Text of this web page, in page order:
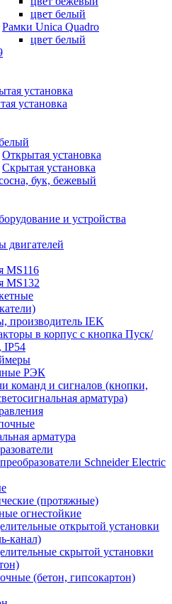
цвет белый
Рамки Unica Quadro
цвет белый
установка
установка
Открытая установка
Скрытая установка
бук, бежевый
и устройства
двигателей
MS116
MS132
производитель IEK
в корпус с кнопка Пуск/
IP54
РЭК
команд и сигналов (кнопки,
арматура)
арматура
Schneider Electric
(протяжные)
огнестойкие
открытой установки
канал)
скрытой установки
(бетон, гипсокартон)